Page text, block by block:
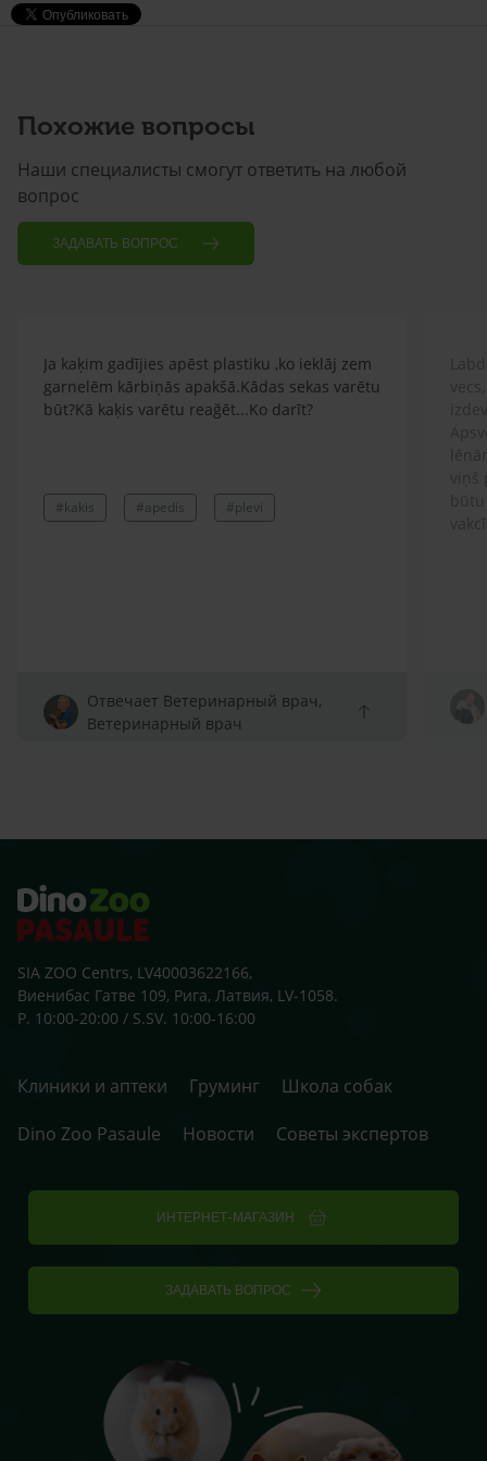
Похожие вопросы
Наши специалисты смогут ответить на любой
вопрос
ЗАДАВАТЬ ВОПРОС
Ja kaķim gadījies apēst plastiku ,ko ieklāj zem
garnelēm kārbiņās apakšā.Kādas sekas varētu
būt?Kā kaķis varētu reağēt...Ko darīt?
#kakis #apedis #plevi
Отвечает Ветеринарный врач,
Ветеринарный врач
SIA ZOO Centrs, LV40003622166,
Виенибас Гатве 109, Рига, Латвия, LV-1058.
P. 10:00-20:00 / S.SV. 10:00-16:00
Клиники и аптеки Груминг
Школа собак
Dino Zoo Pasaule
Новости Советы экспертов
ИНТЕРНЕТ-МАГАЗИН
ЗАДАВАТЬ ВОПРОС